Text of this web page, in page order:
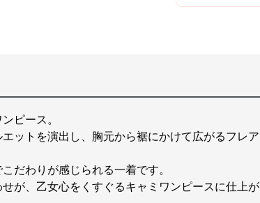
ピース。
ットを演出し、胸元から裾にかけて広がるフレア
だわりが感じられる一着です。
が、乙女心をくすぐるキャミワンピースに仕上が